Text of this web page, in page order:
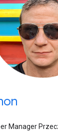
Manager